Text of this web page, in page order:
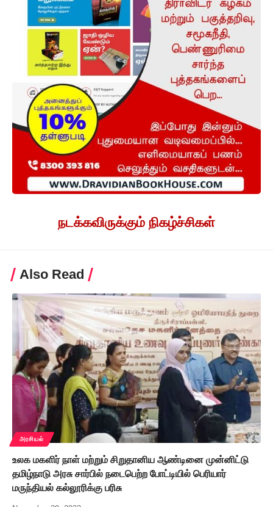
நடக்கவிருக்கும் நிகழ்ச்சிகள்
Also Read
அரசியல்
உலக மகளிர் நாள் மற்றும் சிறுதானிய ஆண்டினை முன்னிட்டு
தமிழ்நாடு அரசு சார்பில் நடைபெற்ற போட்டியில் பெரியார்
மருந்தியல் கல்லூரிக்கு பரிசு